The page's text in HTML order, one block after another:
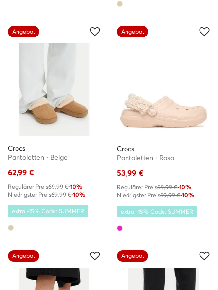
Angebot
Crocs
Pantoletten · Beige
62,99 €
Regulärer Preis69,99 €-10%
Niedrigster Preis69,99 €-10%
extra -15% Code: SUMMER
Angebot
Crocs
Pantoletten · Rosa
53,99 €
Regulärer Preis59,99 €-10%
Niedrigster Preis59,99 €-10%
extra -15% Code: SUMMER
Angebot Angebot